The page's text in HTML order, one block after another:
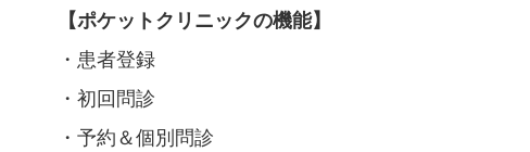
【ポケットクリニックの機能】
・患者登録
・初回問診
・予約＆個別問診